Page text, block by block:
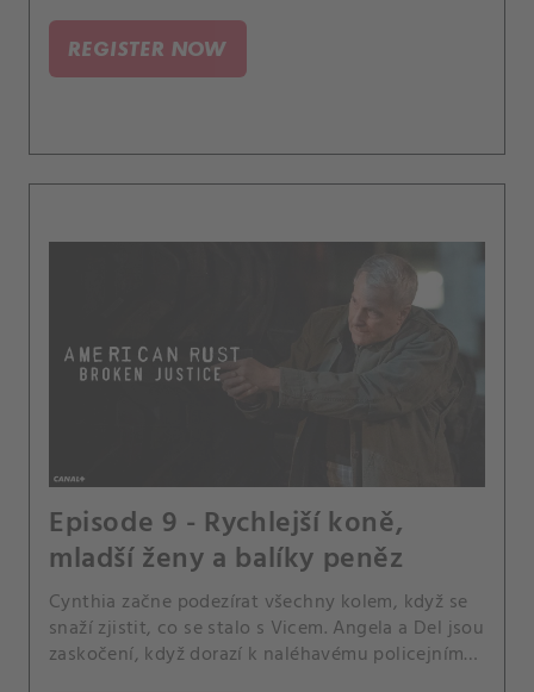
REGISTER NOW
Episode 9 - Rychlejší koně,
mladší ženy a balíky peněz
Cynthia začne podezírat všechny kolem, když se
snaží zjistit, co se stalo s Vicem. Angela a Del jsou
zaskočení, když dorazí k naléhavému policejnímu